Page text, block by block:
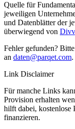
Quelle für
jeweiligen
und Datenblätter der
überwiegend von
Fehler gefunden?
an daten@parqet.com.
Link Disclaimer
Für manche Links
Provision erhalten
hilft dabei, kostenlose
finanzieren.